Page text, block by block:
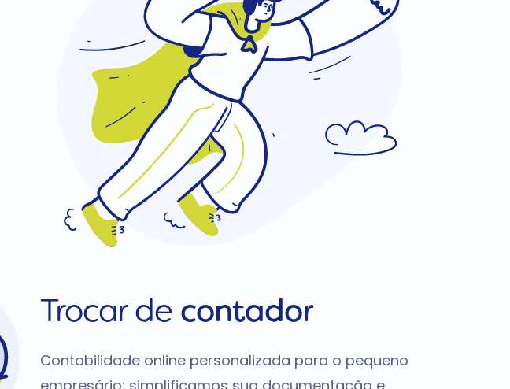
Trocar de contador
Contabilidade online personalizada para o pequeno